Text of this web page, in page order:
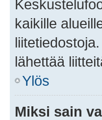
kaikille
lähettää
Ylös
Miksi sain